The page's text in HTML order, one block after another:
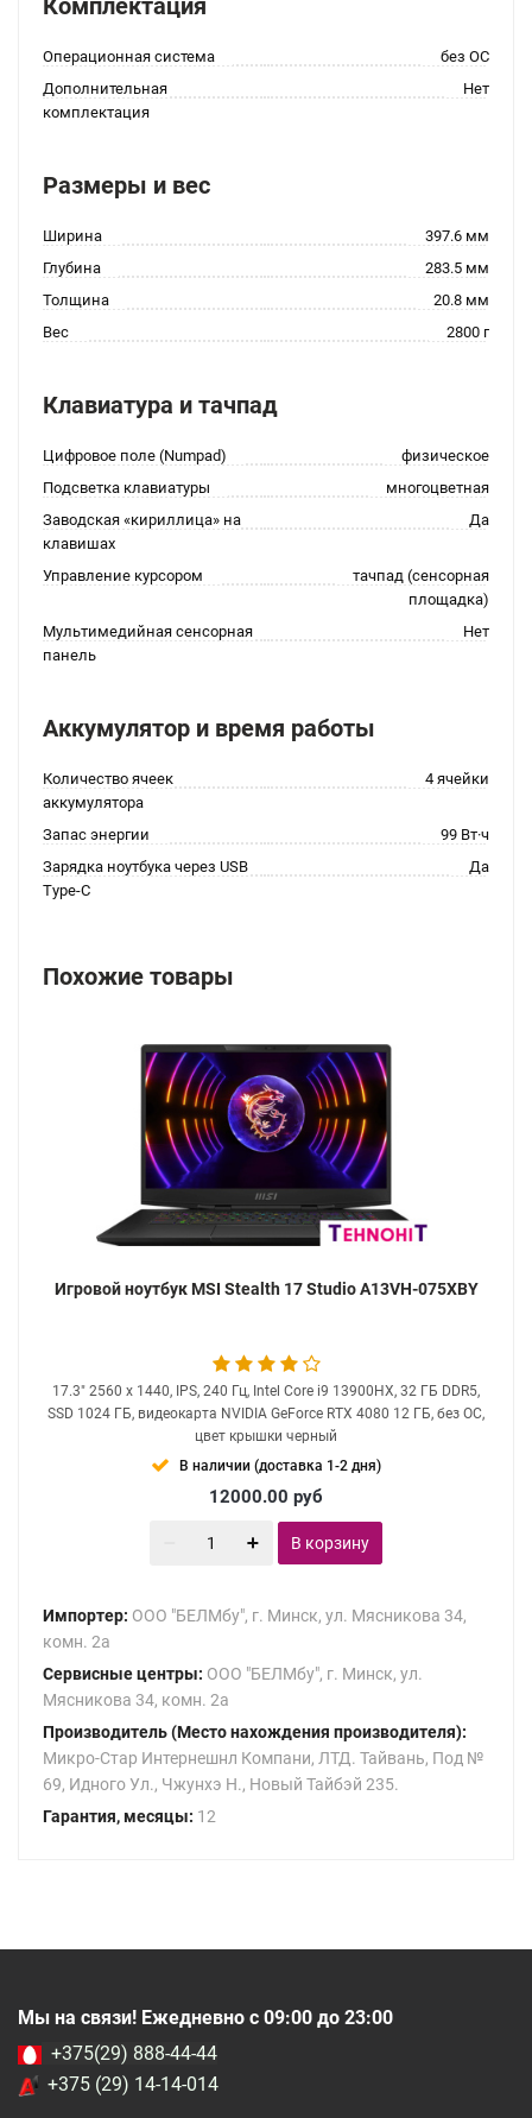
Комплектация
Операционная система
без ОС
Дополнительная
комплектация
Нет
Размеры и вес
Ширина
397.6 мм
Глубина
283.5 мм
Толщина
20.8 мм
Вес
2800 г
Клавиатура и тачпад
Цифровое поле (Numpad)
физическое
Подсветка клавиатуры
многоцветная
Заводская «кириллица» на
клавишах
Да
Управление курсором
тачпад (сенсорная
площадка)
Мультимедийная сенсорная
панель
Нет
Аккумулятор и время работы
Количество ячеек
аккумулятора
4 ячейки
Запас энергии
99 Вт·ч
Зарядка ноутбука через USB
Type-C
Да
Похожие товары
Игровой ноутбук MSI Stealth 17 Studio A13VH-075XBY
17.3" 2560 x 1440, IPS, 240 Гц, Intel Core i9 13900HX, 32 ГБ DDR5,
SSD 1024 ГБ, видеокарта NVIDIA GeForce RTX 4080 12 ГБ, без ОС,
цвет крышки черный
В наличии (доставка 1-2 дня)
12000.00 руб
В корзину
Импортер: ООО "БЕЛМбу", г. Минск, ул. Мясникова 34,
комн. 2а
Сервисные центры: ООО "БЕЛМбу", г. Минск, ул.
Мясникова 34, комн. 2а
Производитель (Место нахождения производителя):
Микро-Стар Интернешнл Компани, ЛТД. Тайвань, Под №
69, Идного Ул., Чжунхэ Н., Новый Тайбэй 235.
Гарантия, месяцы: 12
Мы на связи! Ежедневно с 09:00 до 23:00
+375(29) 888-44-44
+375 (29) 14-14-014